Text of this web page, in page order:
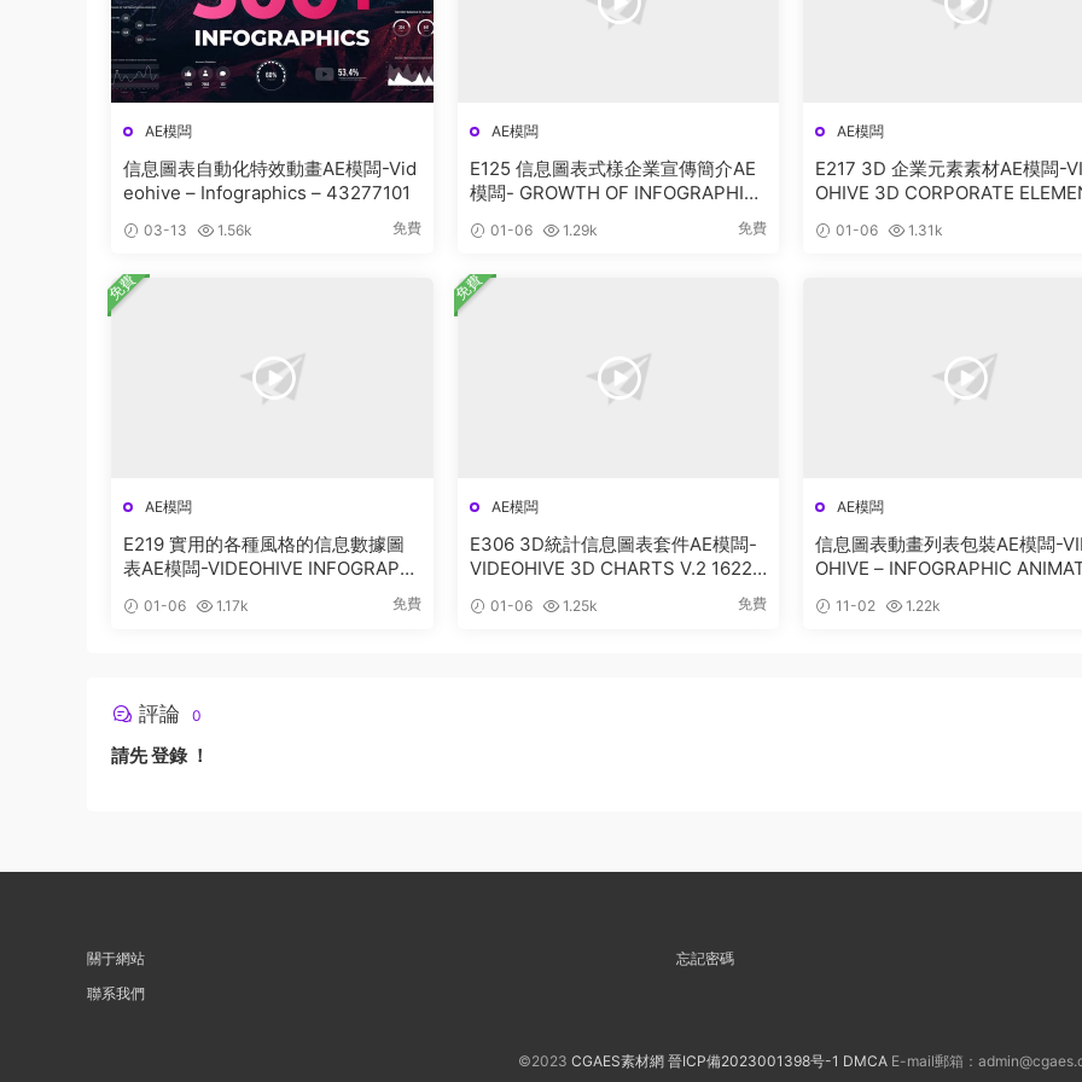
AE模闆
信息圖表自動化特效動畫AE模闆-Vid
eohive – Infographics – 43277101
03-13 1.56k 免費
AE模闆
E125 信息圖表式樣企業宣傳簡介AE
模闆- GROWTH OF INFOGRAPHIC
01-06 1.29k 免費
AE模闆
E217 3D 企業元素素材AE模闆-
OHIVE 3D CORPORATE
01-06 1.31k
AE模闆
E219 實用的各種風格的信息數據圖
表AE模闆-VIDEOHIVE INFOGRAPHI
01-06 1.17k 免費
免費
AE模闆
E306 3D統計信息圖表套件AE模闆-
VIDEOHIVE 3D CHARTS V.2 16228
01-06 1.25k 免費
免費
AE模闆
信息圖表動畫列表包裝AE模闆-
OHIVE – INFOGRAPHIC
11-02 1.22k
評論 0
請先登錄！
關于網站
聯系我們
忘記密碼
©2023 CGAES素材網 晉ICP備2023001398号-1 DMCAE-mail郵箱：